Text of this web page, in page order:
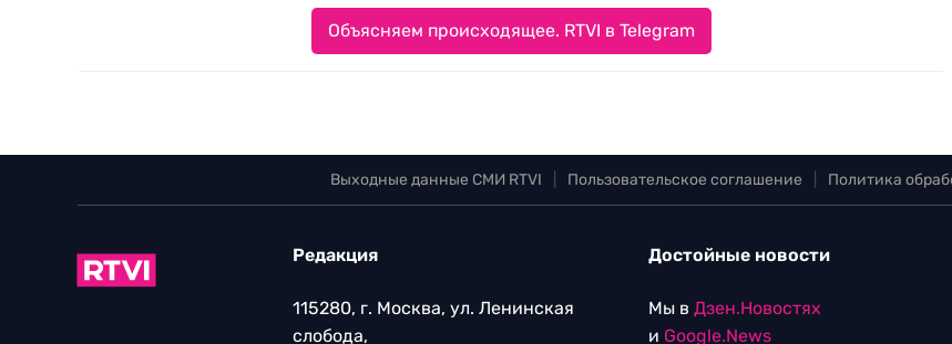
Объясняем происходящее. RTVI в Telegram
Выходные данные СМИ RTVI Пользовательское соглашение Политика
Редакция
115280, г. Москва, ул. Ленинская
слобода,
Достойные новости
Мы в Дзен.Новостях
и Google.News